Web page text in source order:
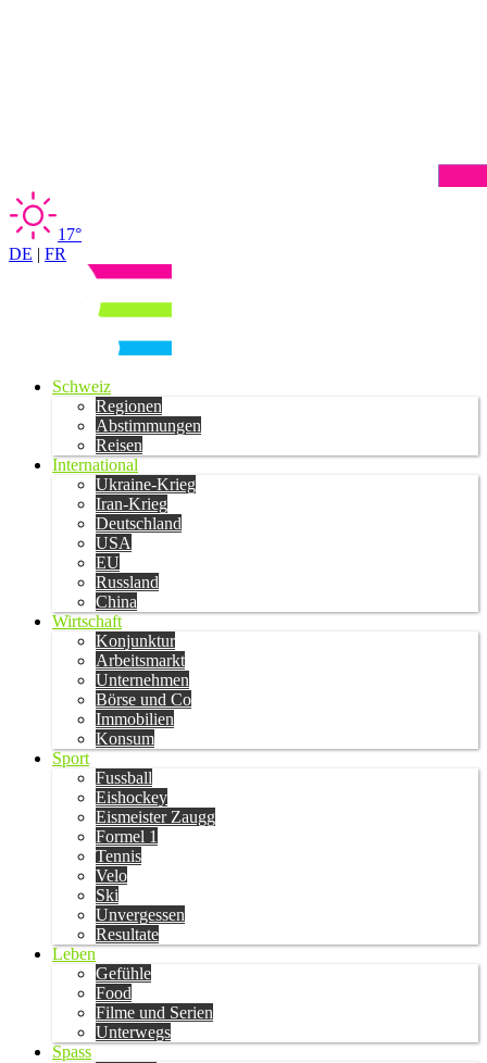
17°
DE | FR
Schweiz
Regionen
Abstimmungen
Reisen
International
Ukraine-Krieg
Iran-Krieg
Deutschland
USA
EU
Russland
China
Wirtschaft
Konjunktur
Arbeitsmarkt
Unternehmen
Börse und Co
Immobilien
Konsum
Sport
Fussball
Eishockey
Eismeister Zaugg
Formel 1
Tennis
Velo
Ski
Unvergessen
Resultate
Leben
Gefühle
Food
Filme und Serien
Unterwegs
Spass